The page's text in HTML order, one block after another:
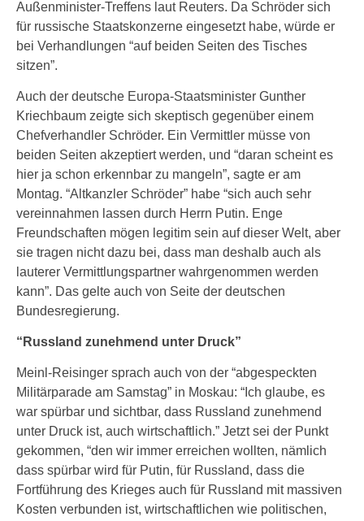
Außenminister-Treffens laut Reuters. Da Schröder sich
für russische Staatskonzerne eingesetzt habe, würde er
bei Verhandlungen “auf beiden Seiten des Tisches
sitzen”.
Auch der deutsche Europa-Staatsminister Gunther
Kriechbaum zeigte sich skeptisch gegenüber einem
Chefverhandler Schröder. Ein Vermittler müsse von
beiden Seiten akzeptiert werden, und “daran scheint es
hier ja schon erkennbar zu mangeln”, sagte er am
Montag. “Altkanzler Schröder” habe “sich auch sehr
vereinnahmen lassen durch Herrn Putin. Enge
Freundschaften mögen legitim sein auf dieser Welt, aber
sie tragen nicht dazu bei, dass man deshalb auch als
lauterer Vermittlungspartner wahrgenommen werden
kann”. Das gelte auch von Seite der deutschen
Bundesregierung.
“Russland zunehmend unter Druck”
Meinl-Reisinger sprach auch von der “abgespeckten
Militärparade am Samstag” in Moskau: “Ich glaube, es
war spürbar und sichtbar, dass Russland zunehmend
unter Druck ist, auch wirtschaftlich.” Jetzt sei der Punkt
gekommen, “den wir immer erreichen wollten, nämlich
dass spürbar wird für Putin, für Russland, dass die
Fortführung des Krieges auch für Russland mit massiven
Kosten verbunden ist, wirtschaftlichen wie politischen,